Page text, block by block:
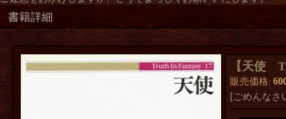
書籍詳細
【天使
販売価格:
[ごめんなさ